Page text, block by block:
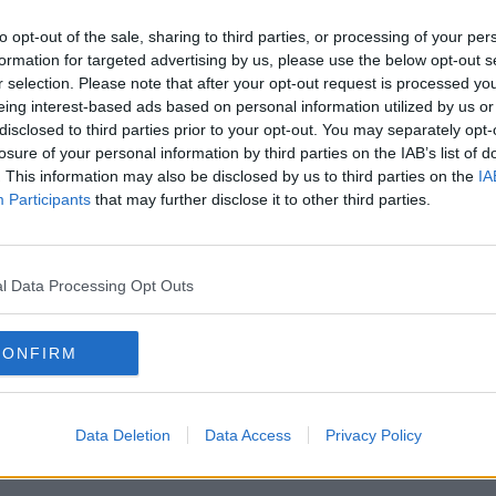
opt-out of the sale, sharing to third parties, or processing of your
for targeted advertising by us, please use the below opt-out
selection. Please note that after your opt-out request is processed
interest-based ads based on personal information utilized by us
to third parties prior to your opt-out. You may separately
of your personal information by third parties on the IAB’s list of
This information may also be disclosed by us to third parties on the
Participants that may further disclose it to other third parties.
Data Processing Opt Outs
Data Deletion Data Access Privacy Policy
hanem látványosak is. Kombinálj
körte- vagy almaszeletekkel, szőlővel vagy
és szórd meg pirított magvakkal.
golyó
meglocsolva és tökmaggal vagy
hatnak,mintha egy éttermi előétel lennének.
dolgozni, és pillanatok alatt ellenállhatatlan
szab határt annak, hogy mi kerül